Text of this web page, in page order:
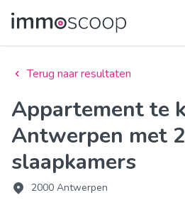
Terug naar resultaten
Appartement te koop in
Antwerpen met 2
slaapkamers
2000 Antwerpen